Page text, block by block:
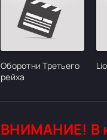
Оборотни Третьего
рейха
ВНИМАНИЕ! В